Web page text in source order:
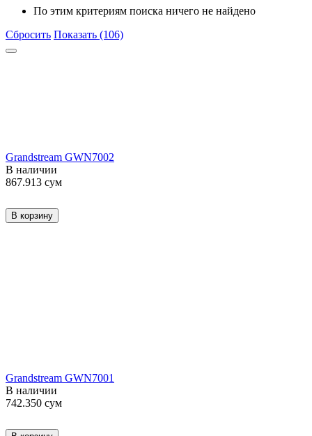
По этим критериям поиска ничего не найдено
Сбросить Показать (106)
Grandstream GWN7002
В наличии
867.913 сум
В корзину
Grandstream GWN7001
В наличии
742.350 сум